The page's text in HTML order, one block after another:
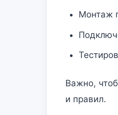
Монтаж
Важно,
и правил.